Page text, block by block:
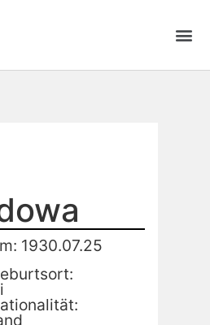
1930.07.25